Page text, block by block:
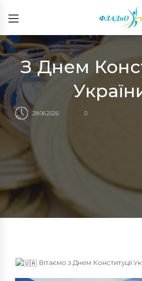
З Днем
28.06.2026 0
Вітаємо з Днем Конституції